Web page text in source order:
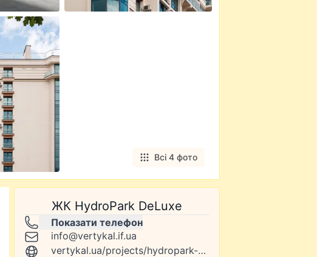
Всі 4 фото
ЖК HydroPark DeLuxe
Показати телефон
info@vertykal.if.ua
vertykal.ua/projects/hydropark-deluxe/